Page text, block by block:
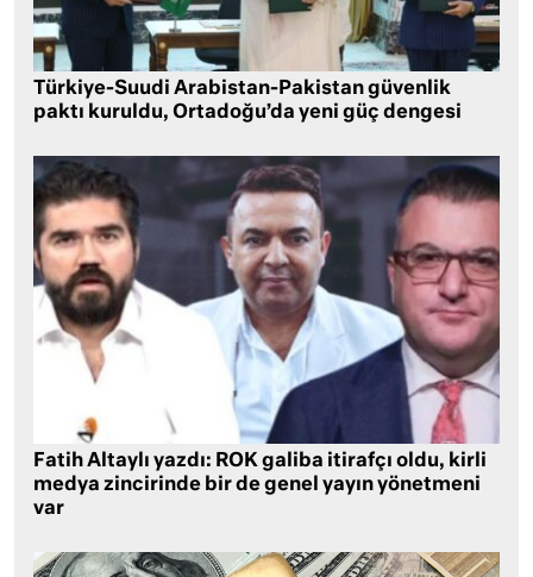
Türkiye-Suudi Arabistan-Pakistan güvenlik
paktı kuruldu, Ortadoğu’da yeni güç dengesi
Fatih Altaylı yazdı: ROK galiba itirafçı oldu, kirli
medya zincirinde bir de genel yayın yönetmeni
var